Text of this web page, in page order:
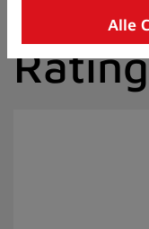
I)
der Alle